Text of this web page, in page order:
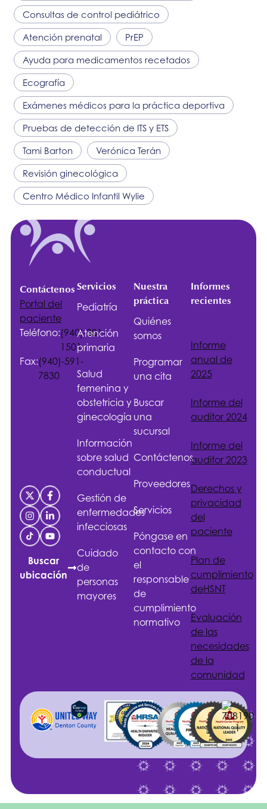
Consultas de control pediátrico
Atención prenatal PrEP
Ayuda para medicamentos recetados
Ecografía
Exámenes médicos para la práctica deportiva
Pruebas de detección de ITS y ETS
Tami Barton Verónica Terán
Revisión ginecológica
Centro Médico Infantil Wylie
Contáctenos
Portal del
paciente
Teléfono:(940)-381-
1501
Fax:(940)-591-
7830
Buscar
ubicación
Servicios
Pediatría
Atención
primaria
Salud
femenina y
obstetricia y
ginecología
Información
sobre salud
conductual
Gestión de
enfermedades
infecciosas
Cuidado
de
personas
mayores
Nuestra
práctica
Quiénes
somos
Programar
una cita
Buscar
una
sucursal
Contáctenos
Proveedores
Servicios
Póngase en
contacto con
el
responsable
de
cumplimiento
normativo
Informes
recientes
Informe
anual de
2025
Informe del
auditor 2024
Informe del
auditor 2023
Derechos y
privacidad
del
paciente
Plan de
cumplimiento
deHSNT
Evaluación
de las
necesidades
de la
comunidad